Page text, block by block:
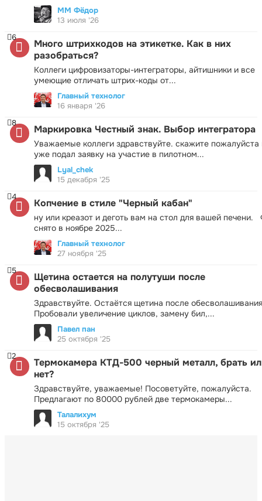
ММ Фёдор
13 июля '26
Много штрихкодов на этикетке. Как в них
разобраться?
Коллеги цифровизаторы-интеграторы, айтишники и все
умеющие отличать штрих-коды от...
6
Главный технолог
16 января '26
Маркировка Честный знак. Выбор интегратора
Уважаемые коллеги здравствуйте. скажите пожалуйста
уже подал заявку на участие в пилотном...
8
Lyal_chek
15 декабря '25
Копчение в стиле "Черный кабан"
ну или креазот и деготь вам на стол для вашей печени.
снято в ноябре 2025...
4
Главный технолог
27 ноября '25
Щетина остается на полутуши после
обесволашивания
Здравствуйте. Остаётся щетина после
Пробовали увеличение циклов, замену бил,...
5
Павел пан
25 октября '25
Термокамера КТД-500 черный металл, брать
нет?
Здравствуйте, уважаемые! Посоветуйте, пожалуйста.
Предлагают по 80000 рублей две термокамеры...
2
Талалихум
15 октября '25